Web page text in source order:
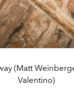
(Matt
Valentino)